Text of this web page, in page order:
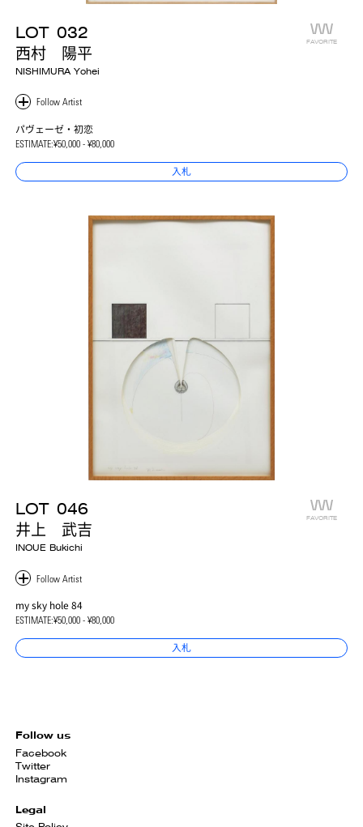
LOT 032
西村 陽平
NISHIMURA Yohei
FAVORITE
パヴェーゼ・初恋
ESTIMATE:¥50,000 - ¥80,000
入札
LOT 046
井上 武吉
INOUE Bukichi
FAVORITE
my sky hole 84
ESTIMATE:¥50,000 - ¥80,000
入札
Follow us
Facebook
Twitter
Instagram
Legal